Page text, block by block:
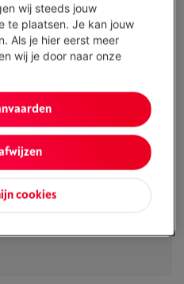
apparaat en zeer discreet
geen ijsgroei en een
capaciteit voor een gezin,
met de doorgang
wij steeds jouw
te plaatsen. Je kan jouw
Als je hier eerst meer
wij je door naar onze
cookies